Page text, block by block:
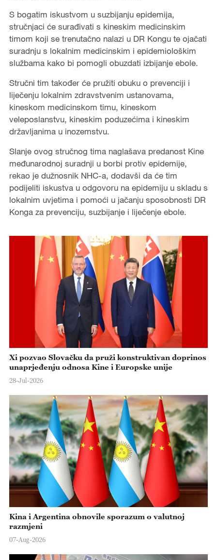
S bogatim iskustvom u suzbijanju epidemija,
stručnjaci će surađivati s kineskim medicinskim
timom koji se trenutačno nalazi u DR Kongu te ojačati
suradnju s lokalnim medicinskim i epidemiološkim
službama kako bi pomogli obuzdati izbijanje ebole.
Stručni tim također će pružiti obuku o prevenciji i
liječenju lokalnim zdravstvenim ustanovama,
kineskom medicinskom timu, kineskom
veleposlanstvu, kineskim poduzećima i kineskim
državljanima u inozemstvu.
Slanje ovog stručnog tima naglašava predanost Kine
međunarodnoj suradnji u borbi protiv epidemije,
rekao je dužnosnik NHC-a, dodavši da će tim
podijeliti iskustva u odgovoru na epidemiju u skladu s
lokalnim uvjetima i pomoći u jačanju sposobnosti DR
Konga za prevenciju, suzbijanje i liječenje ebole.
Xi pozvao Slovačku da pruži konstruktivan doprinos
unaprjeđenju odnosa Kine i Europske unije
28-Jul-2026
Kina i Argentina obnovile sporazum o valutnoj
razmjeni
07-Aug-2026